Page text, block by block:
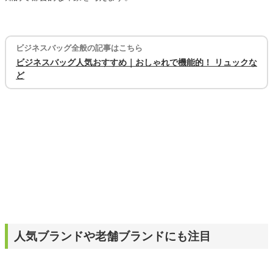
ビジネスバッグ全般の記事はこちら
ビジネスバッグ人気おすすめ｜おしゃれで機能的！ リュックな
ど
人気ブランドや老舗ブランドにも注目